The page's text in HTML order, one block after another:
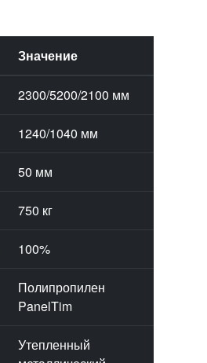
Значение
2300/5200/2100 мм
1240/1040 мм
50 мм
750 кг
100%
Полипропилен
PanelTim
Утепленный